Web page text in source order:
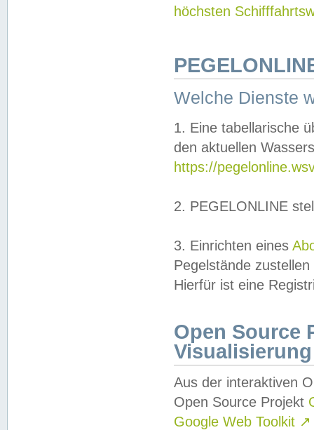
höchsten
Welche Dienste
1. Eine tabellarische
den aktuellen
https://
2. PEGELONLINE
3. Einrichten eines
Pegelstände
Hierfür ist eine
Open Source
Visualisierung
Aus der interaktiven
Open Source Projekt
Google Web Toolkit ↗